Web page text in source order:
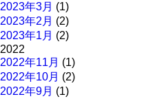
2023年3月 (1)
2023年2月 (2)
2023年1月 (2)
2022
2022年11月 (1)
2022年10月 (2)
2022年9月 (1)